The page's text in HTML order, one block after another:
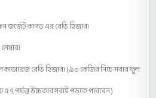
জর্জেট কাপড় এর রেডি হিজাব।
রেডি হিজাব। ( ৯০ কেজির নিচে সবার ফুল
৫.৭ পর্যন্ত উচ্চতার সবাই পড়তে পারবেন )